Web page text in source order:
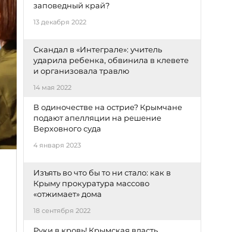
заповедный край?
13 декабря 2022
Скандал в «Интеграле»: учитель
ударила ребенка, обвинила в клевете
и организовала травлю
14 мая 2022
В одиночестве на острие? Крымчане
подают апелляции на решение
Верховного суда
4 января 2023
Изъять во что бы то ни стало: как в
Крыму прокуратура массово
«отжимает» дома
18 сентября 2022